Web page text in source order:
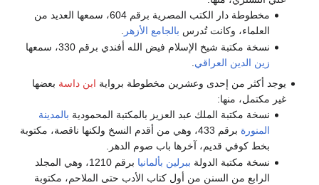
مخطوطة دار الكتب المصرية برقم 604، سمعها العديد من
العلماء، وكانت تُدرس بالجامع الأزهر
نسخة مكتبة شيخ الإسلام فيض الله أفندي برقم 330، سمعها
زين الدين العراقي
يوجد أكثر من إحدى وعشرين مخطوطة برواية ابن داسة بعضها
غير مكتمل، منها:
نسخة مكتبة الملك عبد العزيز بالمكتبة المحمودية بالمدينة
المنورة
برقم 433، وهي من أقدم النسخ ولكنها ناقصة، مكتوبة
بخط كوفي قديم، آخرها باب صوم الدهر.
نسخة مكتبة الدولة ببرلين بألمانيا
برقم 1210، وهي المجلد
الرابع من السنن من أول كتاب الأدب حتى الملاحم، مكتوبة